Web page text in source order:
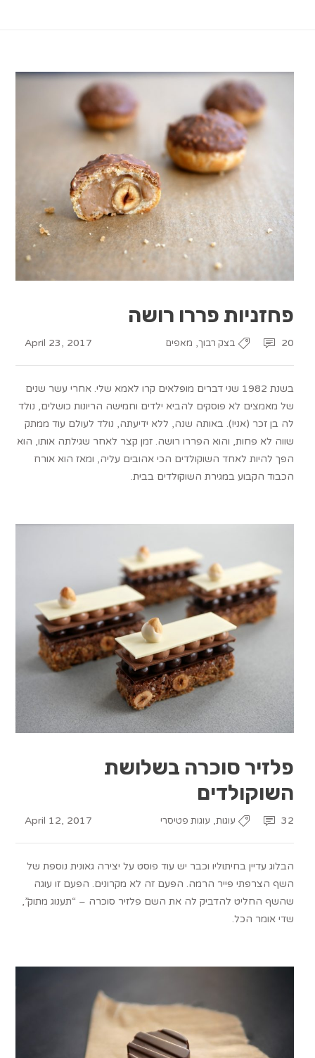
פחזניות פררו רושה
April 23, 2017 בצק רבוך, מאפים 20
בשנת 1982 שני דברים מופלאים קרו לאמא שלי. אחרי עשר שנים
של מאמצים לא פוסקים להביא ילדים וחמישה הריונות כושלים, נולד
לה בן זכר (אני!). באותה שנה, ללא ידיעתה, נולד לעולם עוד ממתק
שווה לא פחות, והוא הפררו רושה. זמן קצר לאחר שגילתה אותו, הוא
הפך להיות לאחד השוקולדים הכי אהובים עליה, ומאז הוא אורח
הכבוד הקבוע במגירת השוקולדים בבית.
פלזיר סוכרה בשלושת
השוקולדים
April 12, 2017 עוגות, עוגות פטיסרי 32
הבלוג עדיין בחיתוליו וכבר יש עוד פוסט על יצירה גאונית נוספת של
השף הצרפתי פייר הרמה. הפעם זה לא מקרונים. הפעם זו עוגה
שהשף החליט להדביק לה את השם פלזיר סוכרה – “תענוג מתוק”,
שדי אומר הכל.